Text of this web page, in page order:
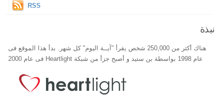
RSS
نبذة
هناك أكثر من 250,000 شخص يقرأ "آيــة اليوم" كل شهر. بدأ هذا الموقع فى
عام 1998 بواسطة بن ستيد و أصبح جزأ من شبكة Heartlight فى عام 2000